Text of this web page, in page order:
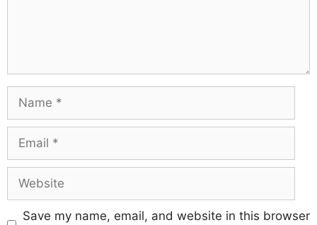
Save my name, email, and website in this browser